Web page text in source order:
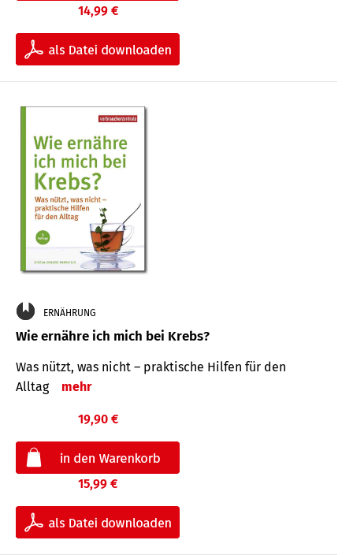
14,99 €
ERNÄHRUNG
Wie ernähre ich mich bei Krebs?
Was nützt, was nicht – praktische Hilfen für den
Alltag
mehr
19,90 €
15,99 €